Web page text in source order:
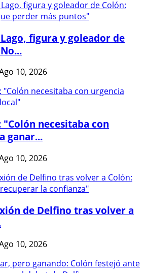
figura y goleador de
10, 2026
"Colón necesitaba con
ganar...
10, 2026
de Delfino tras volver a
10, 2026